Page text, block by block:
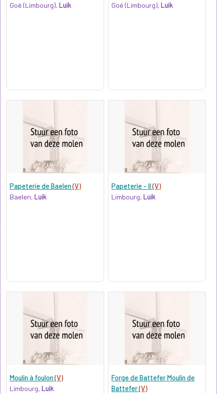
Goé (Limbourg), Luik
Goé (Limbourg),Luik
Papeterie de Baelen(V)
Baelen, Luik
Papeterie - II(V)
Limbourg,Luik
Moulin à foulon(V)
Limbourg, Luik
Forge de Battefer Moulin de
Battefer(V)